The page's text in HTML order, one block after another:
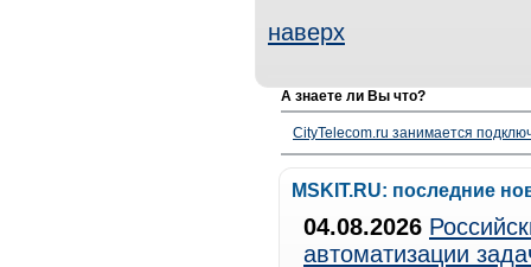
наверх
А знаете ли Вы что?
CityTelecom.ru занимается
MSKIT.RU: последние
04.08.2026
автоматизации